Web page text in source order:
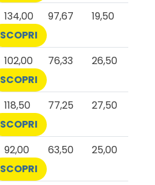
134,00 97,67
19,50
SCOPRI
102,00 76,33
26,50
SCOPRI
118,50 77,25
27,50
SCOPRI
92,00 63,50
25,00
SCOPRI